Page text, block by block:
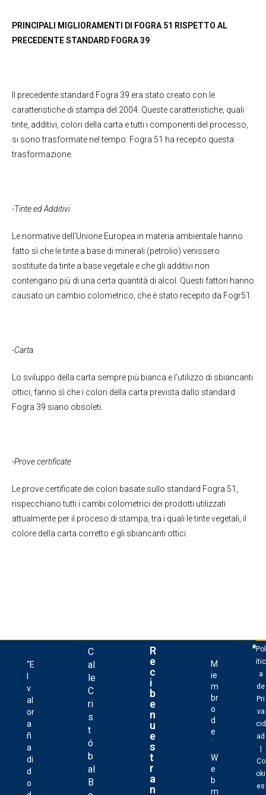
PRINCIPALI MIGLIORAMENTI DI FOGRA 51 RISPETTO AL
PRECEDENTE STANDARD FOGRA 39
Il precedente standard Fogra 39 era stato creato con le
caratteristiche di stampa del 2004. Queste caratteristiche, quali
tinte, additivi, colori della carta e tutti i componenti del processo,
si sono trasformate nel tempo: Fogra 51 ha recepito questa
trasformazione.
-Tinte ed Additivi
Le normative dell’Unione Europea in materia ambientale hanno
fatto sì che le tinte a base di minerali (petrolio) venissero
sostituite da tinte a base vegetale e che gli additivi non
contengano più di una certa quantità di alcol. Questi fattori hanno
causato un cambio colometrico, che è stato recepito da Fogr51.
-Carta
Lo sviluppo della carta sempre più bianca e l’utilizzo di sbiancanti
ottici, fanno sì che i colori della carta prevista dallo standard
Fogra 39 siano obsoleti.
-Prove certificate
Le prove certificate dei colori basate sullo standard Fogra 51,
rispecchiano tutti i cambi colometrici dei prodotti utilizzati
attualmente per il proceso di stampa, tra i quali le tinte vegetali, il
colore della carta corretto e gli sbiancanti ottici.
“E
v
al
or
a
ñ
a
di
d
o
C
al
le
C
ri
s
t
ó
b
al
B
R
e
c
i
b
e
n
u
e
s
t
r
a
n
M
ie
m
br
o
d
e
W
e
b
m
Pol
ític
a
de
Pri
va
cid
ad
Co
oki
es